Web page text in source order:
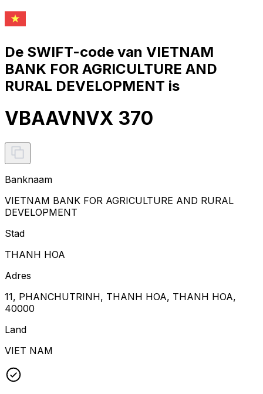
De SWIFT-code van VIETNAM
BANK FOR AGRICULTURE AND
RURAL DEVELOPMENT is
VBAAVNVX 370
Banknaam
VIETNAM BANK FOR AGRICULTURE AND RURAL
DEVELOPMENT
Stad
THANH HOA
Adres
11, PHANCHUTRINH, THANH HOA, THANH HOA,
40000
Land
VIET NAM